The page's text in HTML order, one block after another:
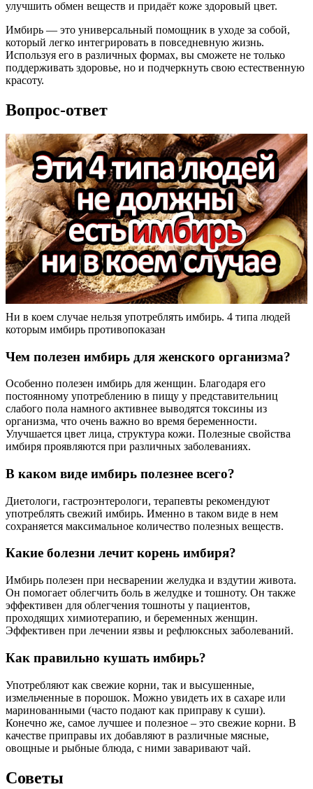
улучшить обмен веществ и придаёт коже здоровый цвет.
Имбирь — это универсальный помощник в уходе за собой,
который легко интегрировать в повседневную жизнь.
Используя его в различных формах, вы сможете не только
поддерживать здоровье, но и подчеркнуть свою естественную
красоту.
Вопрос-ответ
Ни в коем случае нельзя употреблять имбирь. 4 типа людей
которым имбирь противопоказан
Чем полезен имбирь для женского организма?
Особенно полезен имбирь для женщин. Благодаря его
постоянному употреблению в пищу у представительниц
слабого пола намного активнее выводятся токсины из
организма, что очень важно во время беременности.
Улучшается цвет лица, структура кожи. Полезные свойства
имбиря проявляются при различных заболеваниях.
В каком виде имбирь полезнее всего?
Диетологи, гастроэнтерологи, терапевты рекомендуют
употреблять свежий имбирь. Именно в таком виде в нем
сохраняется максимальное количество полезных веществ.
Какие болезни лечит корень имбиря?
Имбирь полезен при несварении желудка и вздутии живота.
Он помогает облегчить боль в желудке и тошноту. Он также
эффективен для облегчения тошноты у пациентов,
проходящих химиотерапию, и беременных женщин.
Эффективен при лечении язвы и рефлюксных заболеваний.
Как правильно кушать имбирь?
Употребляют как свежие корни, так и высушенные,
измельченные в порошок. Можно увидеть их в сахаре или
маринованными (часто подают как приправу к суши).
Конечно же, самое лучшее и полезное – это свежие корни. В
качестве приправы их добавляют в различные мясные,
овощные и рыбные блюда, с ними заваривают чай.
Советы